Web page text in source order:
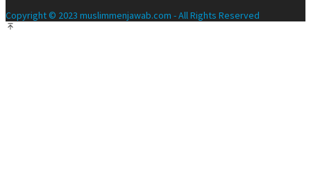
Copyright © 2023 muslimmenjawab.com - All Rights Reserved